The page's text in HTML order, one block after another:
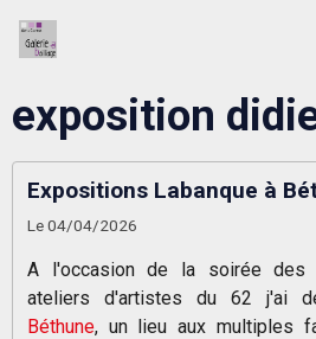
exposition
Expositions Labanque à
Le 04/04/2026
A l'occasion de la soirée des
ateliers d'artistes du 62 j'ai
Béthune, un lieu aux multiples